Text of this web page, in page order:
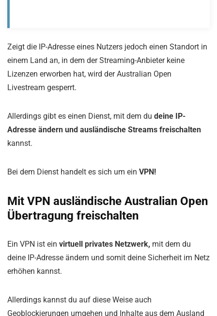
Zeigt die IP-Adresse eines Nutzers jedoch einen Standort in
einem Land an, in dem der Streaming-Anbieter keine
Lizenzen erworben hat, wird der Australian Open
Livestream gesperrt.
Allerdings gibt es einen Dienst, mit dem du deine IP-
Adresse ändern und ausländische Streams freischalten
kannst.
Bei dem Dienst handelt es sich um ein VPN!
Mit VPN ausländische Australian Open
Übertragung freischalten
Ein VPN ist ein virtuell privates Netzwerk, mit dem du
deine IP-Adresse ändern und somit deine Sicherheit im Netz
erhöhen kannst.
Allerdings kannst du auf diese Weise auch
Geoblockierungen umgehen und Inhalte aus dem Ausland